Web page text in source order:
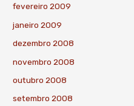
fevereiro 2009
janeiro 2009
dezembro 2008
novembro 2008
outubro 2008
setembro 2008